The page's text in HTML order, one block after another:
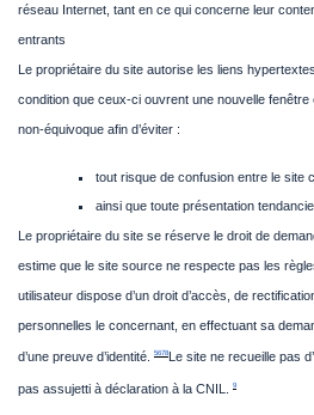
réseau Internet, tant en ce qui concerne leur
entrants
Le propriétaire du site autorise les liens
condition que ceux-ci ouvrent une nouvelle
non-équivoque afin d’éviter :
tout risque de confusion entre le site
ainsi que toute présentation
Le propriétaire du site se réserve le droit de
estime que le site source ne respecte pas les
utilisateur dispose d’un droit d’accès, de
personnelles le concernant, en effectuant sa
d’une preuve d’identité. 5678Le site ne recueille pas
pas assujetti à déclaration à la CNIL. 9